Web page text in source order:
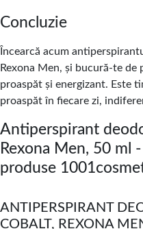
Concluzie
Încearcă acum
Rexona Men, și bucură-te
proaspăt și energizant. Este
proaspăt în fiecare zi,
Antiperspirant
Rexona Men, 50 ml
produse
ANTIPERSPIRANT
COBALT, REXONA